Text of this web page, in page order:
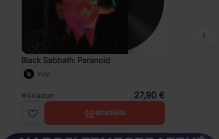
Black Sabbath: Paranoid
Vinyl
Skladom 27,90 €
DO KOŠÍKA